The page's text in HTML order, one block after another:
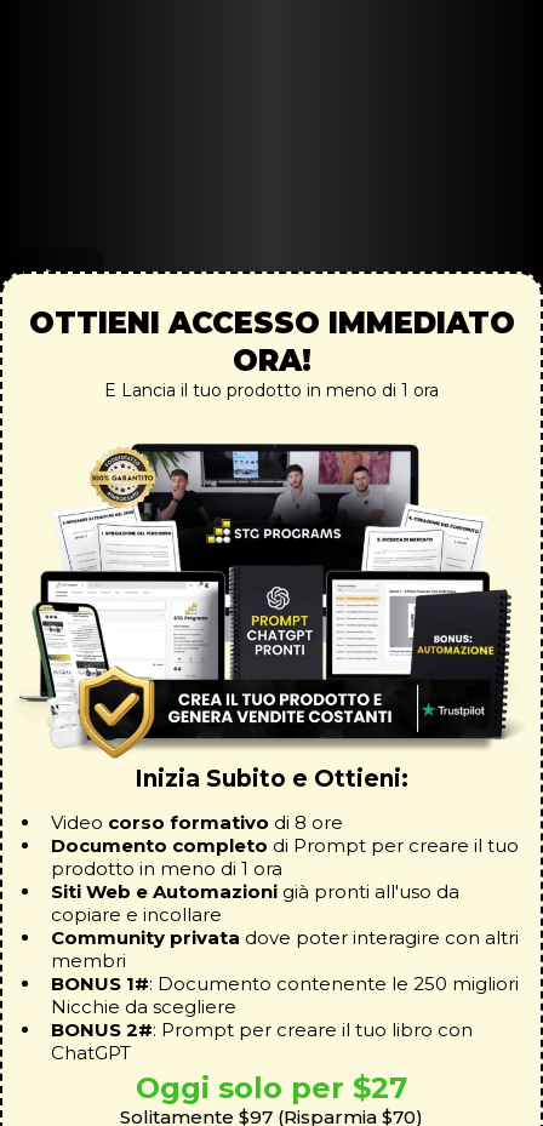
OTTIENI ACCESSO IMMEDIATO
ORA!
E Lancia il tuo prodotto in meno di 1 ora
Inizia Subito e Ottieni:
Video corso formativo di 8 ore
Documento completo di Prompt per creare il tuo
prodotto in meno di 1 ora​​
Siti Web e Automazioni già pronti all'uso da
copiare e incollare​
Community privata dove poter interagire con altri
membri​
BONUS 1#: Documento contenente le 250 migliori
Nicchie da scegliere
BONUS 2#: Prompt per creare il tuo libro con
ChatGPT
Oggi solo per $27
Solitamente $97 (Risparmia $70)